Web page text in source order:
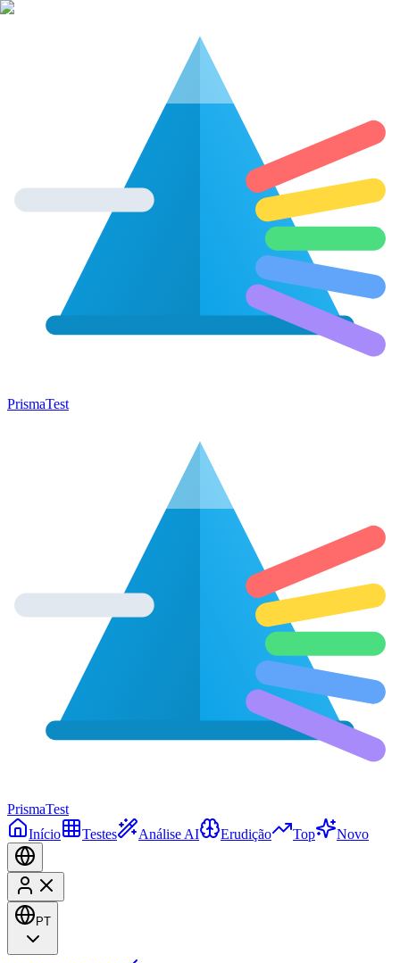
PrismaTest
PrismaTest
Início
Testes Análise AI Erudição Top Novo
PT